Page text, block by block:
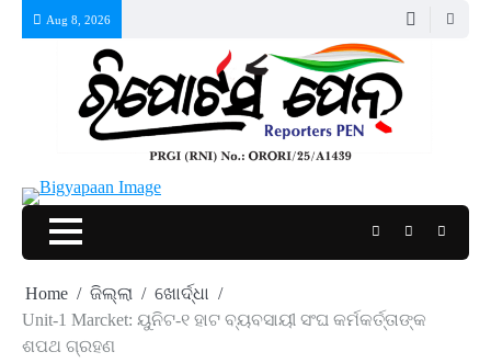
Aug 8, 2026
Twitter Facebook
Home ଜିଲ୍ଲା
ଖୋର୍ଦ୍ଧା
Unit-1 Marcket: ୟୁନିଟ-୧ ହାଟ ବ୍ୟବସାୟୀ ସଂଘ କର୍ମକର୍ତ୍ତାଙ୍କ
ଶପଥ ଗ୍ରହଣ